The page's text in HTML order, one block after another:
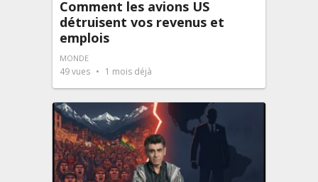
Comment les avions US
détruisent vos revenus et
emplois
MONDE
49vues 1 mois déjà